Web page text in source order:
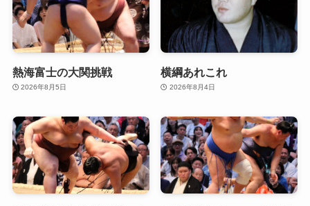
熱海富士の大関挑戦
2026年8月5日
横綱あれこれ
2026年8月4日